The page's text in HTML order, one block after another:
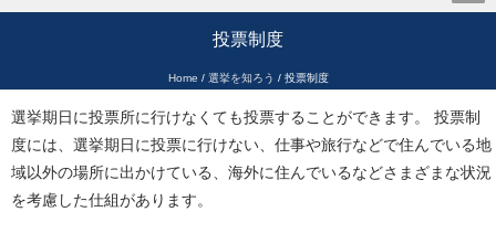
投票制度
Home /選挙を知ろう /投票制度
選挙期日に投票所に行けなくても投票することができます。 投票制
度には、選挙期日に投票に行けない、仕事や旅行などで住んでいる地
域以外の場所に出かけている、海外に住んでいるなどさまざまな状況
を考慮した仕組があります。